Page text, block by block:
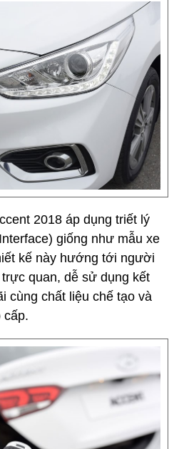
2018 áp dụng triết lý
giống như mẫu xe
kế này hướng tới người
quan, dễ sử dụng kết
cùng chất liệu chế tạo và
cấp.